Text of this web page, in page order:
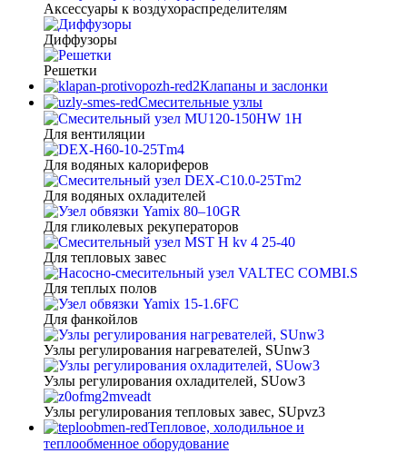
Аксессуары к воздухораспределителям
Диффузоры
Решетки
Клапаны и заслонки
Смесительные узлы
Для вентиляции
Для водяных калориферов
Для водяных охладителей
Для гликолевых рекуператоров
Для тепловых завес
Для теплых полов
Для фанкойлов
Узлы регулирования нагревателей, SUnw3
Узлы регулирования охладителей, SUow3
Узлы регулирования тепловых завес, SUpvz3
Тепловое, холодильное и
теплообменное оборудование